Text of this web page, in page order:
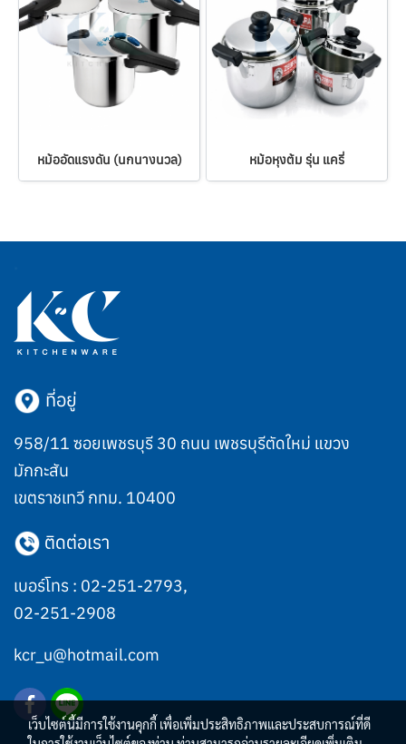
หม้ออัดแรงดัน (นกนางนวล) หม้อหุงต้ม รุ่น แครี่
ที่อยู่
958/11 ซอยเพชรบุรี 30 ถนน เพชรบุรีตัดใหม่ แขวง
มักกะสัน
เขตราชเทวี กทม. 10400
ติดต่อเรา
เบอร์โทร : 02-251-2793,
02-251-2908
kcr_u@hotmail.com
เว็บไซต์นี้มีการใช้งานคุกกี้ เพื่อเพิ่มประสิทธิภาพและประสบการณ์ที่ดี